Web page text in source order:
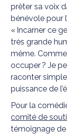
prêter sa voix
bénévole pour
« Incarner ce
très grande
même.
occuper ? Je
raconter
puissance de
Pour la
comité de
témoignage